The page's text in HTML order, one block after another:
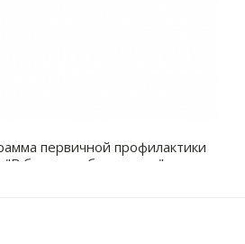
первичной профилактики
"В будущее без рисков"